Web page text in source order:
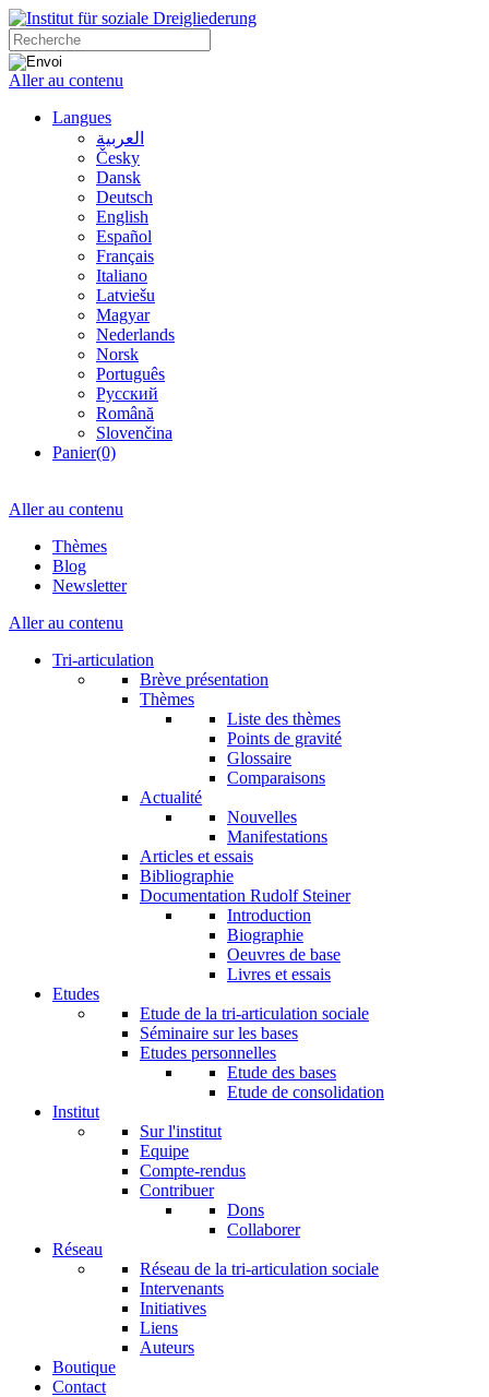
Aller au contenu
Langues
العربية
Česky
Dansk
Deutsch
English
Español
Français
Italiano
Latviešu
Magyar
Nederlands
Norsk
Português
Русский
Română
Slovenčina
Panier(0)
Aller au contenu
Thèmes
Blog
Newsletter
Aller au contenu
Tri-articulation
Brève présentation
Thèmes
Liste des thèmes
Points de gravité
Glossaire
Comparaisons
Actualité
Nouvelles
Manifestations
Articles et essais
Bibliographie
Documentation Rudolf Steiner
Introduction
Biographie
Oeuvres de base
Livres et essais
Etudes
Etude de la tri-articulation sociale
Séminaire sur les bases
Etudes personnelles
Etude des bases
Etude de consolidation
Institut
Sur l'institut
Equipe
Compte-rendus
Contribuer
Dons
Collaborer
Réseau
Réseau de la tri-articulation sociale
Intervenants
Initiatives
Liens
Auteurs
Boutique
Contact